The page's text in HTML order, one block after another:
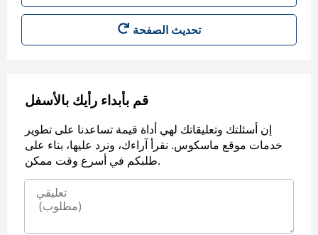
تحديث الصفحة
قم بأبداء رأيك بالأسفل
إن أسئلتك وتعليقاتك لهي أداة قيمة تساعدنا على تطوير
خدمات موقع ماسكوس. نقرأ آراءك، ونرد عليها، بناء على
طلبكم في أسرع وقت ممكن.